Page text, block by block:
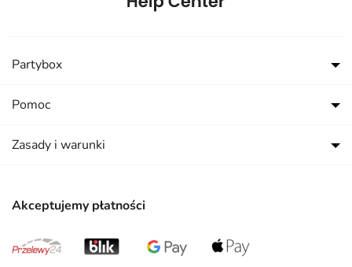
Akceptujemy płatności
Partybox
Pomoc
Zasady i warunki